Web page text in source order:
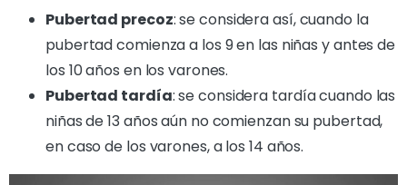
Pubertad precoz: se considera así, cuando la
pubertad comienza a los 9 en las niñas y antes de
los 10 años en los varones.
Pubertad tardía: se considera tardía cuando las
niñas de 13 años aún no comienzan su pubertad,
en caso de los varones, a los 14 años.